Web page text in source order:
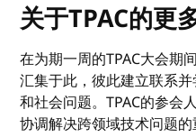
关于TPAC的更
在为期一周的TPAC大会期
汇集于此，彼此建立联系
和社会问题。TPAC的参会
协调解决跨领域技术问题的